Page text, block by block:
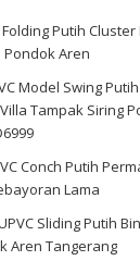
Folding Putih
Aren
Model Swing
Tampak Siring
Conch Putih
Lama
Sliding Putih
Aren Tangerang